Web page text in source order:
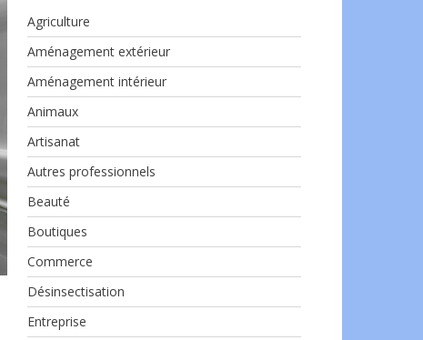
Agriculture
Aménagement extérieur
Aménagement intérieur
Animaux
Artisanat
Autres professionnels
Beauté
Boutiques
Commerce
Désinsectisation
Entreprise